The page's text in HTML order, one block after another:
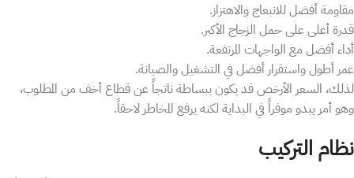
مقاومة أفضل للانبعاج والاهتزاز.
قدرة أعلى على حمل الزجاج الأكبر.
أداء أفضل مع الواجهات المرتفعة.
عمر أطول واستقرار أفضل في التشغيل والصيانة.
لذلك، السعر الأرخص قد يكون ببساطة ناتجاً عن قطاع أخف من المطلوب،
وهو أمر يبدو موفراً في البداية لكنه يرفع المخاطر لاحقاً.
نظام التركيب